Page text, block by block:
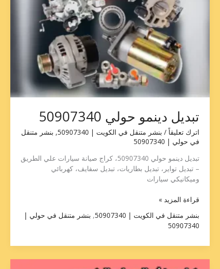
تبديل دينمو حولي 50907340
اترك تعليقاً / بنشر متنقل في الكويت | 50907340 , بنشر متنقل
في حولي | 50907340
تبديل دينمو حولي 50907340، كراج صيانة سيارات علي الطريق
– تبديل تواير، تبديل بطاريات، تبديل سفايف، كهربائي
وميكانيكي سيارات
قراءة المزيد »
بنشر متنقل في الكويت | 50907340
, بنشر متنقل في حولي |
50907340